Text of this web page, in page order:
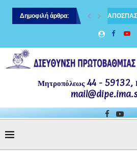
Δημοφιλή άρθρα:
κλάδου ΠΕ70 και ΠΕ60
Μητροπόλεως 44 - 59132,